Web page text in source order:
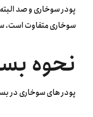
پودر سوخاری و صد
سوخاری متفاوت است.
نحوه
پودر های سوخاری در بسته